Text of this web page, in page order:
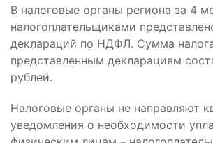
В налоговые органы региона за 4
налогоплательщиками
деклараций по НДФЛ. Сумма
представленным декларациям
рублей.
Налоговые органы не направляют
уведомления о необходимости